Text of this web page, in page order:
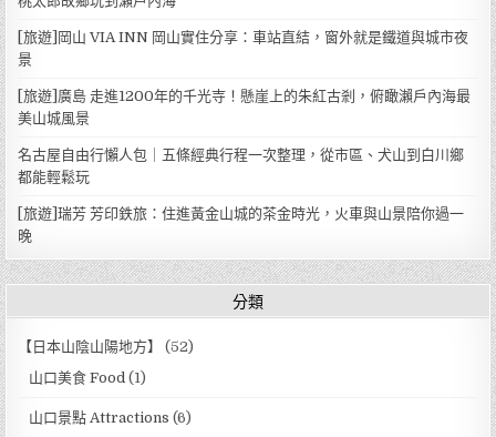
[旅遊]岡山 VIA INN 岡山實住分享：車站直結，窗外就是鐵道與城市夜
景
[旅遊]廣島 走進1200年的千光寺！懸崖上的朱紅古剎，俯瞰瀨戶內海最
美山城風景
名古屋自由行懶人包｜五條經典行程一次整理，從市區、犬山到白川鄉
都能輕鬆玩
[旅遊]瑞芳 芳印鉄旅：住進黃金山城的茶金時光，火車與山景陪你過一
晚
分類
【日本山陰山陽地方】
(52)
山口美食 Food (1)
山口景點 Attractions (6)